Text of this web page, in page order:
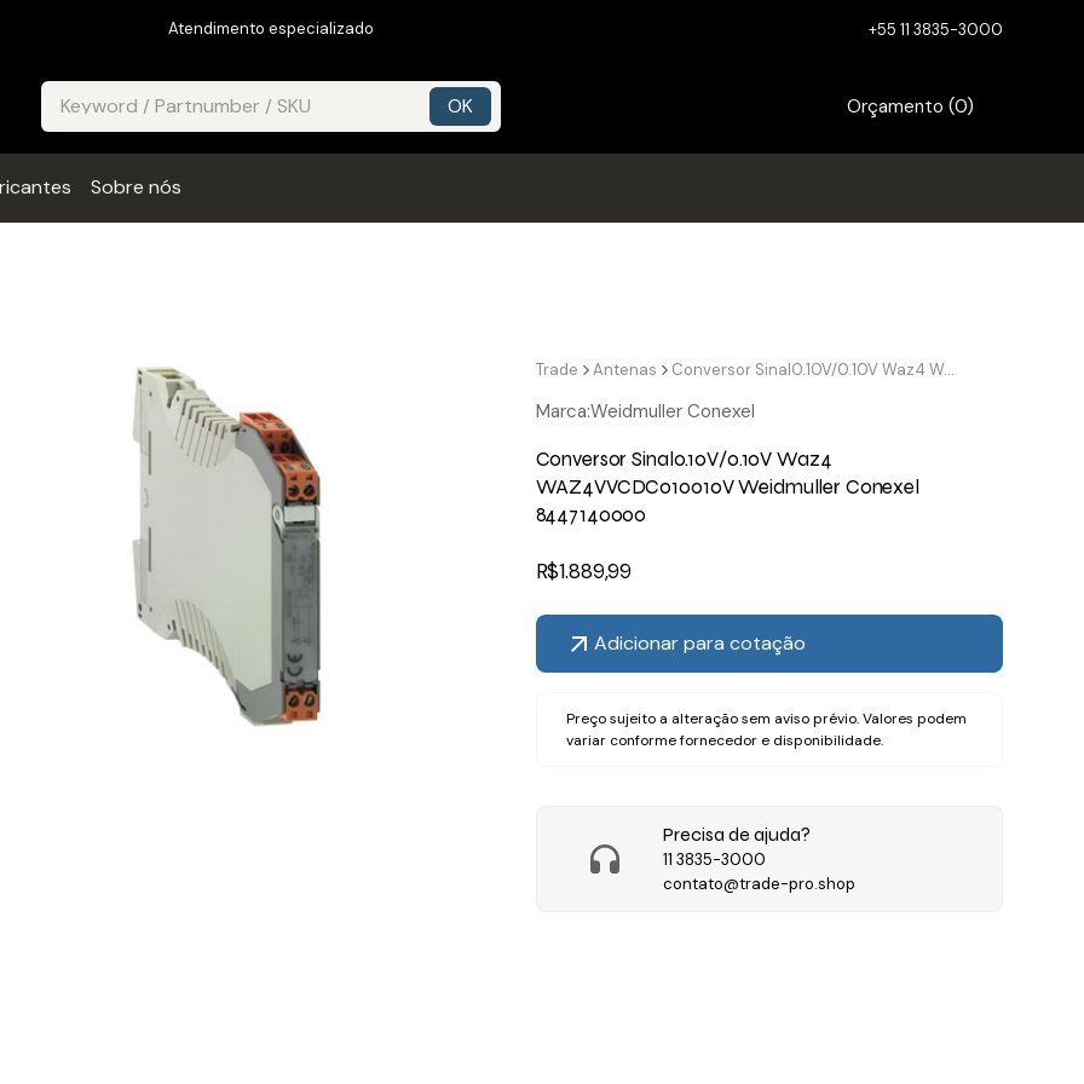
Atendimento especializado +55 11 3835-3000
Orçamento (0)
Sobre nós
Trade Antenas Conversor Sinal0.10V/0.10V Waz4 WAZ4VVCDC010010V Weidmuller Conexel 8447140000
Marca:Weidmuller Conexel
Conversor Sinal0.10V/0.10V Waz4
WAZ4VVCDC010010V Weidmuller Conexel
8447140000
R$1.889,99
Adicionar para cotação
Preço sujeito a alteração sem aviso prévio. Valores podem
variar conforme fornecedor e disponibilidade.
Precisa de ajuda?
11 3835-3000
contato@trade-pro.shop